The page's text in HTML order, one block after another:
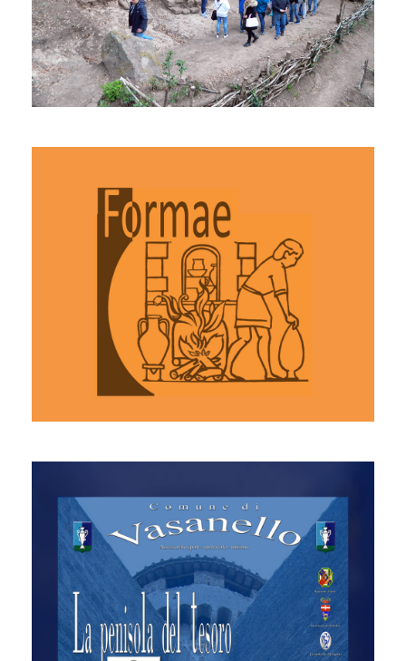
Pasquette a Santa Rosa
Mostra di ceramica
Touring Club